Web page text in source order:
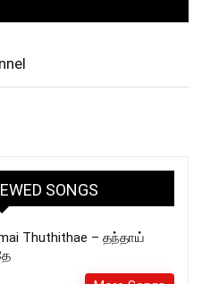
SONGS
Thuthithae – தந்தாய்